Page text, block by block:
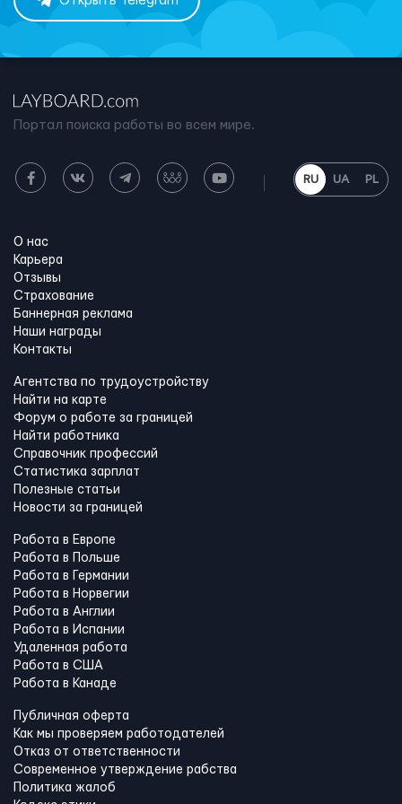
Портал поиска работы во всем мире.
RU UA PL
О нас
Карьера
Отзывы
Страхование
Баннерная реклама
Наши награды
Контакты
Агентства по трудоустройству
Найти на карте
Форум о работе за границей
Найти работника
Справочник профессий
Статистика зарплат
Полезные статьи
Новости за границей
Работа в Европе
Работа в Польше
Работа в Германии
Работа в Норвегии
Работа в Англии
Работа в Испании
Удаленная работа
Работа в США
Работа в Канадe
Публичная оферта
Как мы проверяем работодателей
Отказ от ответственности
Современное утверждение рабства
Политика жалоб